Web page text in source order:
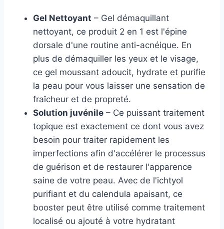
Gel Nettoyant – Gel démaquillant
nettoyant, ce produit 2 en 1 est l'épine
dorsale d'une routine anti-acnéique. En
plus de démaquiller les yeux et le visage,
ce gel moussant adoucit, hydrate et purifie
la peau pour vous laisser une sensation de
fraîcheur et de propreté.
Solution juvénile – Ce puissant traitement
topique est exactement ce dont vous avez
besoin pour traiter rapidement les
imperfections afin d'accélérer le processus
de guérison et de restaurer l'apparence
saine de votre peau. Avec de l'ichtyol
purifiant et du calendula apaisant, ce
booster peut être utilisé comme traitement
localisé ou ajouté à votre hydratant